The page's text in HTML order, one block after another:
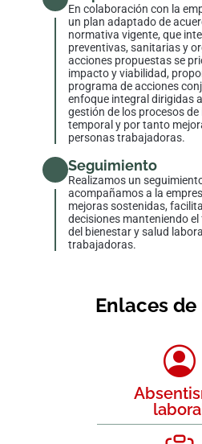
En colaboración con la
un plan adaptado de
normativa vigente, que
preventivas, sanitarias y
acciones propuestas se
impacto y viabilidad,
programa de acciones
enfoque integral dirigidas
gestión de los procesos
temporal y por tanto
personas trabajadoras.
Seguimiento
Realizamos un
acompañamos a la
mejoras sostenidas,
decisiones manteniendo
del bienestar y salud
trabajadoras.
Enlaces